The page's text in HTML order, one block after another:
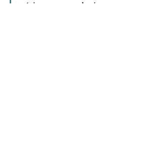
vários sensores, o horizonte -